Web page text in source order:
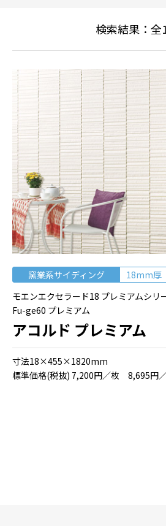
検索結果：全
窯業系サイディング
18mm厚
モエンエクセラード18 プレミアムシリ
Fu-ge60 プレミアム
アコルド プレミアム
⼨法18×455×1820mm
標準価格(税抜) 7,200円／枚 8,695円